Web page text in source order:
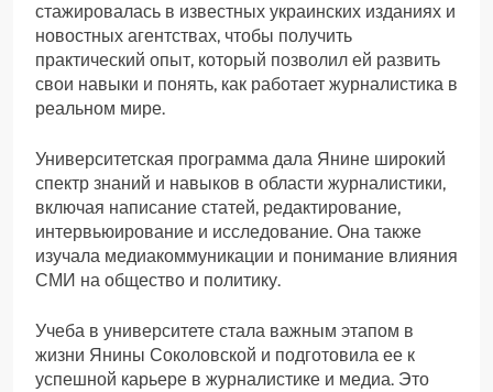
стажировалась в известных украинских изданиях и
новостных агентствах, чтобы получить
практический опыт, который позволил ей развить
свои навыки и понять, как работает журналистика в
реальном мире.
Университетская программа дала Янине широкий
спектр знаний и навыков в области журналистики,
включая написание статей, редактирование,
интервьюирование и исследование. Она также
изучала медиакоммуникации и понимание влияния
СМИ на общество и политику.
Учеба в университете стала важным этапом в
жизни Янины Соколовской и подготовила ее к
успешной карьере в журналистике и медиа. Это